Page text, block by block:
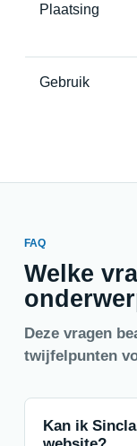
Plaatsing
Gebruik
FAQ
Welke
Deze vragen
twijfelpunten
Kan ik